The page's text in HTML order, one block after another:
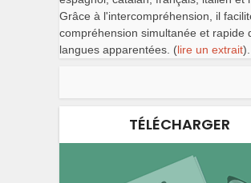
Grâce à l'intercompréhension, il
compréhension simultanée et rapide
langues apparentées. (lire un extrait).
TÉLÉCHARGER